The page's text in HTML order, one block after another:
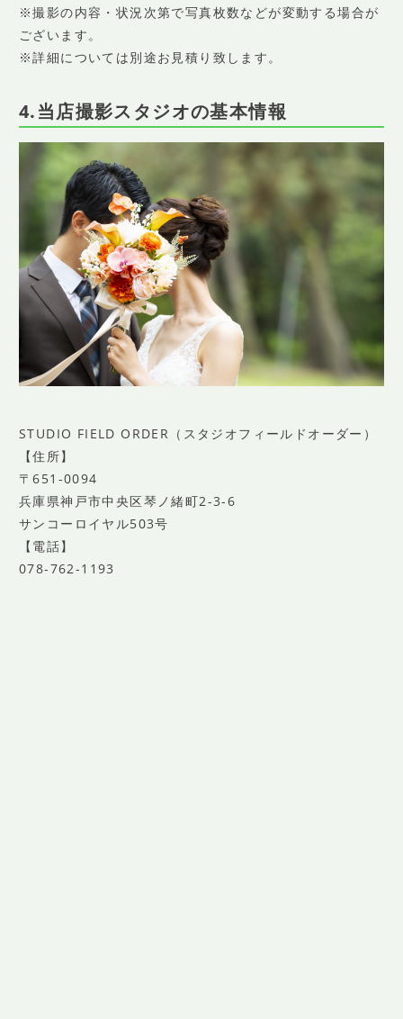
※撮影の内容・状況次第で写真枚数などが変動する場合が
ございます。
※詳細については別途お見積り致します。
4.当店撮影スタジオの基本情報
STUDIO FIELD ORDER（スタジオフィールドオーダー）
【住所】
〒651-0094
兵庫県神戸市中央区琴ノ緒町2-3-6
サンコーロイヤル503号
【電話】
078-762-1193